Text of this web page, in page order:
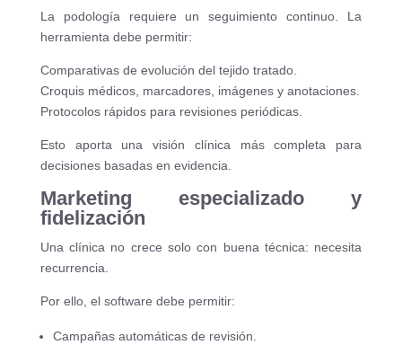
La podología requiere un seguimiento continuo. La
herramienta debe permitir:
Comparativas de evolución del tejido tratado.
Croquis médicos, marcadores, imágenes y anotaciones.
Protocolos rápidos para revisiones periódicas.
Esto aporta una visión clínica más completa para
decisiones basadas en evidencia.
Marketing especializado y
fidelización
Una clínica no crece solo con buena técnica: necesita
recurrencia.
Por ello, el software debe permitir:
Campañas automáticas de revisión.